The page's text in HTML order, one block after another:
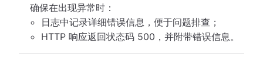
确保在出现异常时：
日志中记录详细错误信息，便于问题排查；
HTTP 响应返回状态码 500，并附带错误信息。